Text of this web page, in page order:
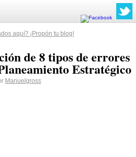
aquí? ¡Propón tu blog!
de 8 tipos de errores
Estratégico
Manuelgross